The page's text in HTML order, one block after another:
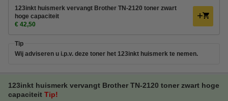
123inkt huismerk vervangt Brother TN-2120 toner zwart
hoge capaciteit
€ 42,50
Tip
Wij adviseren u i.p.v. deze toner het 123inkt huismerk te nemen.
123inkt huismerk vervangt Brother TN-2120 toner zwart hoge
capaciteit Tip!